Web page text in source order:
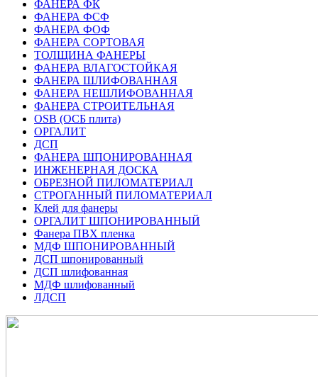
ФАНЕРА ФК
ФАНЕРА ФСФ
ФАНЕРА ФОФ
ФАНЕРА СОРТОВАЯ
ТОЛЩИНА ФАНЕРЫ
ФАНЕРА ВЛАГОСТОЙКАЯ
ФАНЕРА ШЛИФОВАННАЯ
ФАНЕРА НЕШЛИФОВАННАЯ
ФАНЕРА СТРОИТЕЛЬНАЯ
OSB (ОСБ плита)
ОРГАЛИТ
ДСП
ФАНЕРА ШПОНИРОВАННАЯ
ИНЖЕНЕРНАЯ ДОСКА
ОБРЕЗНОЙ ПИЛОМАТЕРИАЛ
СТРОГАННЫЙ ПИЛОМАТЕРИАЛ
Клей для фанеры
ОРГАЛИТ ШПОНИРОВАННЫЙ
Фанера ПВХ пленка
МДФ ШПОНИРОВАННЫЙ
ДСП шпонированный
ДСП шлифованная
МДФ шлифованный
ЛДСП